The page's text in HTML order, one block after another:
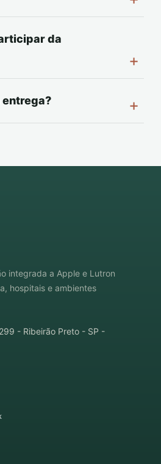
da
entrega?
integrada a Apple e Lutron
hospitais e ambientes
- Ribeirão Preto - SP -